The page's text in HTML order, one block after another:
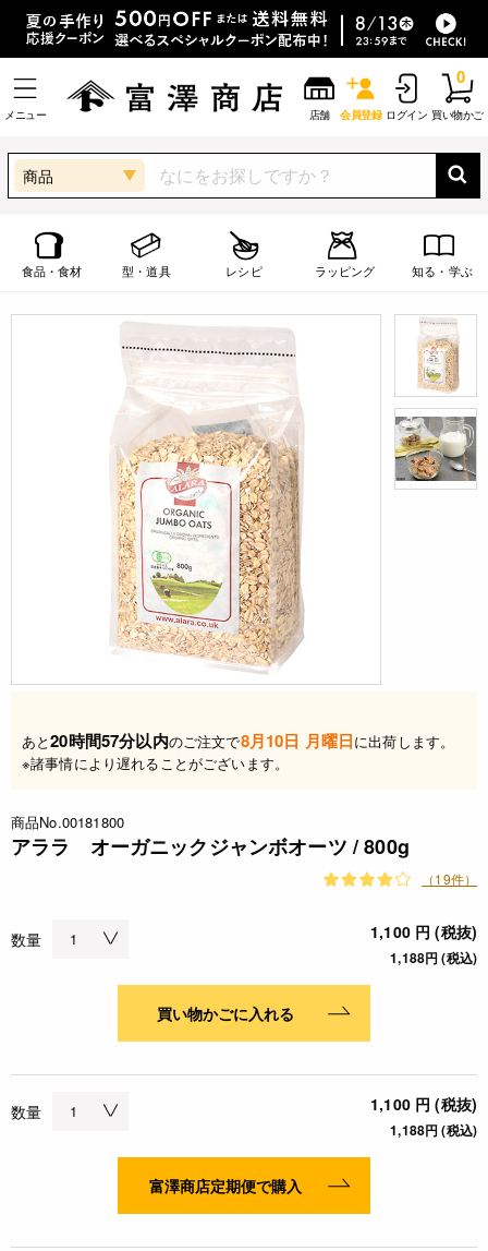
メニュー 店舗 会員登録 ログイン 買い物かご
0
商品
食品・食材 型・道具 レシピ ラッピング 知る・学ぶ
あと20時間57分以内のご注文で8月10日 月曜日に出荷します。
※諸事情により遅れることがございます。
商品No.00181800
アララ オーガニックジャンボオーツ / 800g
（19件）
数量 1,100 円 (税抜)
1,188円 (税込)
買い物かごに入れる
数量 1,100 円 (税抜)
1,188円 (税込)
富澤商店定期便で購入